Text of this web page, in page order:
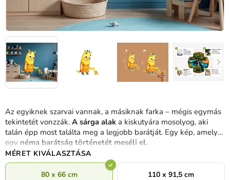
Az egyiknek szarvai vannak, a másiknak farka – mégis egymás
tekintetét vonzzák. A sárga alak a kiskutyára mosolyog, aki
talán épp most találta meg a legjobb barátját. Egy kép, amely
egy néma barátság történetét meséli el.
MÉRET KIVÁLASZTÁSA
80 x 66 cm 110 x 91,5 cm